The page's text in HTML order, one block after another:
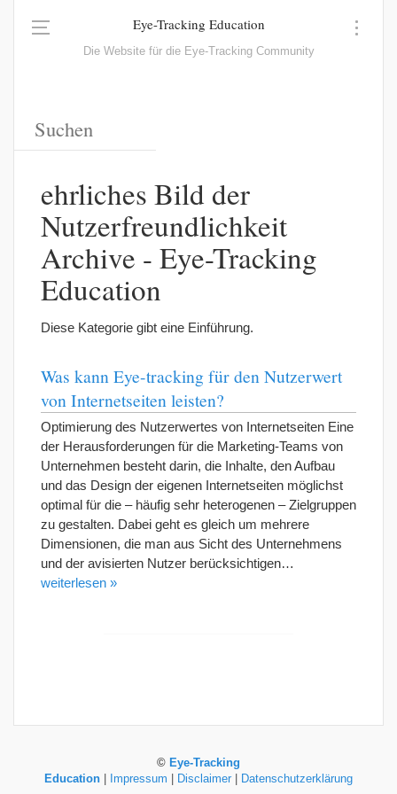
Eye-Tracking Education
Die Website für die Eye-Tracking Community
ehrliches Bild der
Nutzerfreundlichkeit
Archive - Eye-Tracking
Education
Diese Kategorie gibt eine Einführung.
Was kann Eye-tracking für den Nutzerwert
von Internetseiten leisten?
Optimierung des Nutzerwertes von Internetseiten Eine
der Herausforderungen für die Marketing-Teams von
Unternehmen besteht darin, die Inhalte, den Aufbau
und das Design der eigenen Internetseiten möglichst
optimal für die – häufig sehr heterogenen – Zielgruppen
zu gestalten. Dabei geht es gleich um mehrere
Dimensionen, die man aus Sicht des Unternehmens
und der avisierten Nutzer berücksichtigen…
weiterlesen »
© Eye-Tracking
Education
Impressum Disclaimer Datenschutzerklärung